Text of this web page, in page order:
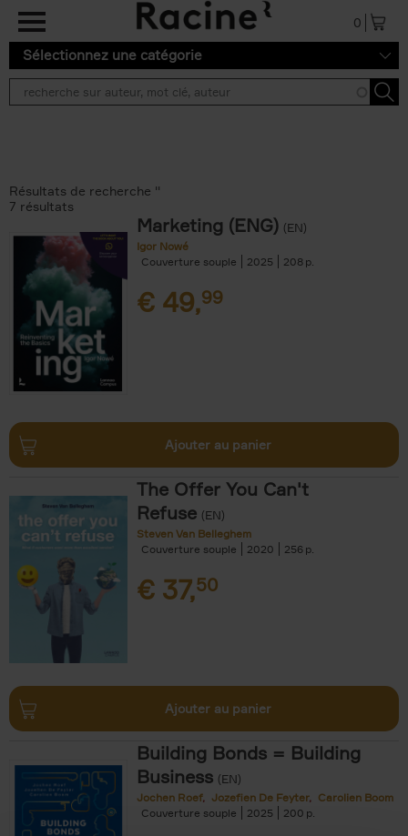
Aller au contenu principal
0
Sélectionnez une catégorie
Résultats de recherche ''
7 résultats
Marketing (ENG) (EN)
Igor Nowé
Couverture souple
2025 208
€ 49,99
Ajouter au panier
The Offer You Can't
Refuse (EN)
Steven Van Belleghem
Couverture souple
2020 256
€ 37,50
Ajouter au panier
Building Bonds = Building
Business (EN)
Jochen Roef Jozefien De Feyter
Carolien Boom
Couverture souple
2025 200